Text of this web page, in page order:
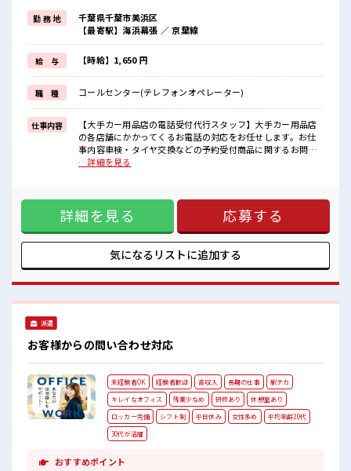
残業はほとんどナシ！
≪未経験の方も大カンゲイ≫
新しいことにチャレンジするのは不安だけど、
しっかり働く環境が整っています！
イチからスキルUP・ステップUP目指していきましょう！
≪自分に向いている仕事が探せる≫
困った事などがあれば、
担当がしっかりサポートします！
■職場の雰囲気
女性が多い職場ですが男女は問いません！
応募お待ちしております！
しっかり休める休憩室あり！
勤 務 地
千葉県千葉市美浜区
【最寄駅】海浜幕張 ／ 京葉線
給 与 【時給】1,650 円
職 種 コールセンター(テレフォンオペレーター)
仕事内容
【大手カー用品店の電話受付代行スタッフ】大手カー用品店
の各店舗にかかってくるお電話の対応をお任せします。お仕
事内容車検・タイヤ交換などの予約受付商品に関するお問い
合わせ対応お客様・業者・店舗への連絡や取次ぎ(内容の確
≫ もちろん男性の応募も歓迎！ ≪無理なく働ける≫ 場合によ
ってはお願いすることもありますが、 残業はほとんどナシ！
≪未経験の方も大カンゲイ≫ 新しいことにチャレンジするの
は不安だけど、 しっかり働く環境が整っています！ イチから
スキルUP・ステップUP目指していきましょう！ ≪自分に向
いている仕事が探せる≫ 困った事などがあれば、 担当がしっ
男女は問いません！ 応募お待ちしております！ しっかり休め
る休憩室あり！ オンオフの切替もできちゃう！ 高収入もバッ
…詳細を見る
詳細を見る 応募する
気になるリストに追加する
派遣
お客様からの問い合わせ対応
未経験者OK 経験者歓迎 高収入 長期の仕事
駅チカ
キレイなオフィス
残業少なめ 研修あり
休憩室あり
ロッカー完備
シフト制 平日休み 女性多め
平均年齢20代
30代が活躍
おすすめポイント